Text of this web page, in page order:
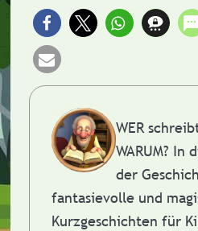
WER
WARUM? In
der
fantasievolle und
Kurzgeschichten für